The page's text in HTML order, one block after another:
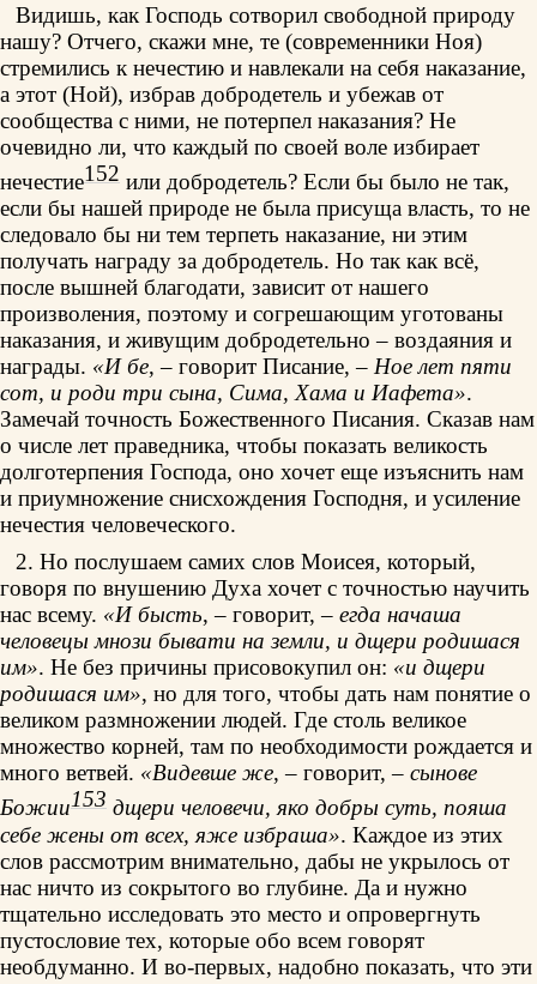
Видишь, как Господь сотворил свободной природу
нашу? Отчего, скажи мне, те (современники Ноя)
стремились к нечестию и навлекали на себя наказание,
а этот (Ной), избрав добродетель и убежав от
сообщества с ними, не потерпел наказания? Не
очевидно ли, что каждый по своей воле избирает
нечестие152 или добродетель? Если бы было не так,
если бы нашей природе не была присуща власть, то не
следовало бы ни тем терпеть наказание, ни этим
получать награду за добродетель. Но так как всё,
после вышней благодати, зависит от нашего
произволения, поэтому и согрешающим уготованы
наказания, и живущим добродетельно – воздаяния и
награды. «И бе, – говорит Писание, – Ное лет пяти
сот, и роди три сына, Сима, Хама и Иафета».
Замечай точность Божественного Писания. Сказав нам
о числе лет праведника, чтобы показать великость
долготерпения Господа, оно хочет еще изъяснить нам
и приумножение снисхождения Господня, и усиление
нечестия человеческого.
2. Но послушаем самих слов Моисея, который,
говоря по внушению Духа хочет с точностью научить
нас всему. «И бысть, – говорит, – егда начаша
человецы мнози бывати на земли, и дщери родишася
им». Не без причины присовокупил он: «и дщери
родишася им», но для того, чтобы дать нам понятие о
великом размножении людей. Где столь великое
множество корней, там по необходимости рождается и
много ветвей. «Видевше же, – говорит, – сынове
Божии153 дщери человечи, яко добры суть, пояша
себе жены от всех, яже избраша». Каждое из этих
слов рассмотрим внимательно, дабы не укрылось от
нас ничто из сокрытого во глубине. Да и нужно
тщательно исследовать это место и опровергнуть
пустословие тех, которые обо всем говорят
необдуманно. И во-первых, надобно показать, что эти